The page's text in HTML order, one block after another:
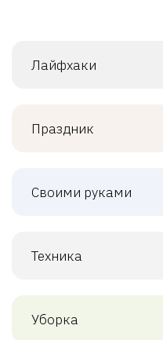
Лайфхаки
Праздник
Своими руками
Техника
Уборка